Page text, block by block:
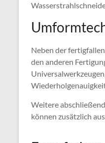
Neben der
den anderen
Weitere
können zusätzlich